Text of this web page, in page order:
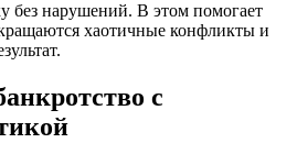
без нарушений. В этом помогает
хаотичные конфликты и
с